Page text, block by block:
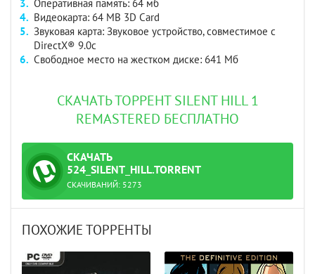
Оперативная память: 64 мб
Видеокарта: 64 MB 3D Card
Звуковая карта: Звуковое устройство, совместимое с
DirectX® 9.0с
Свободное место на жестком диске: 641 Мб
СКАЧАТЬ ТОРРЕНТ SILENT HILL 1
REMASTERED БЕСПЛАТНО
СКАЧАТЬ
ТОРРЕНТ
524_SILENT_HILL.TORRENT
СКАЧИВАНИЙ: 5273
ПОХОЖИЕ ТОРРЕНТЫ